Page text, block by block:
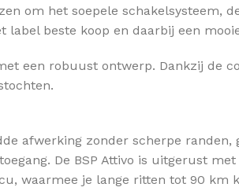
om het soepele schakelsysteem,
beste koop en daarbij een
een robuust ontwerp. Dankzij
afwerking zonder scherpe
De BSP Attivo is uitgerust
waarmee je lange ritten tot 90 km